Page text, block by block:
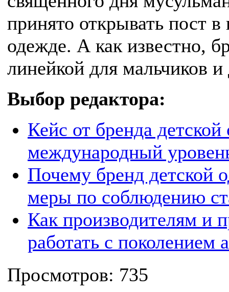
принято открывать пост
одежде. А как известно,
линейкой для мальчиков
Выбор редактора:
Кейс от бренда
международный
Почему бренд детской
меры по соблюдению
Как производителям и
работать с поколением
Просмотров: 735